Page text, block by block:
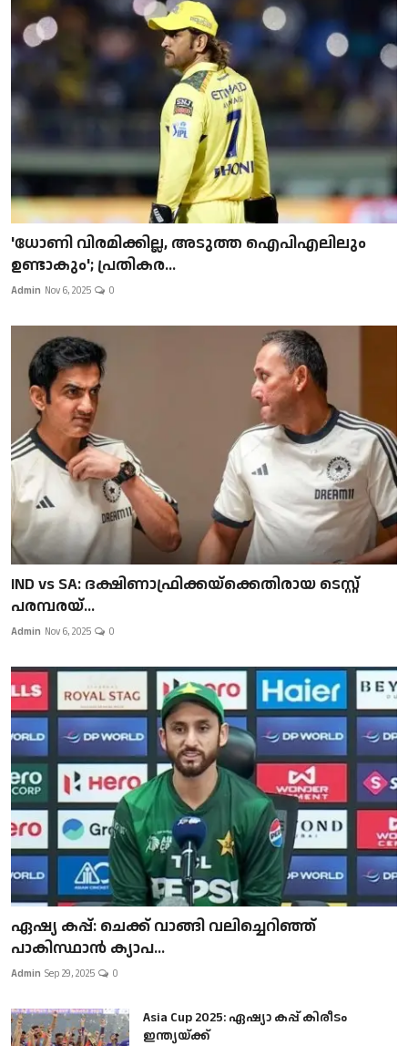
'ധോണി വിരമിക്കില്ല, അടുത്ത ഐപിഎലിലും
ഉണ്ടാകും'; പ്രതികര...
Admin Nov 6, 2025 0
IND vs SA: ദക്ഷിണാഫ്രിക്കയ്‌ക്കെതിരായ ടെസ്റ്റ്
പരമ്പരയ്...
Admin Nov 6, 2025 0
ഏഷ്യ കപ്പ്: ചെക്ക് വാങ്ങി വലിച്ചെറിഞ്ഞ്
പാകിസ്ഥാൻ ക്യാപ...
Admin Sep 29, 2025 0
Asia Cup 2025: ഏഷ്യാ കപ്പ് കിരീടം
ഇന്ത്യയ്ക്ക്